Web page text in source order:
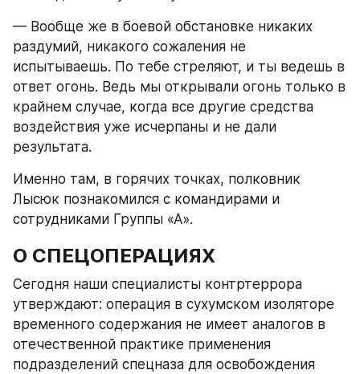
— Вообще же в боевой обстановке никаких
раздумий, никакого сожаления не
испытываешь. По тебе стреляют, и ты ведешь в
ответ огонь. Ведь мы открывали огонь только в
крайнем случае, когда все другие средства
воздействия уже исчерпаны и не дали
результата.
Именно там, в горячих точках, полковник
Лысюк познакомился с командирами и
сотрудниками Группы «А».
О СПЕЦОПЕРАЦИЯХ
Сегодня наши специалисты контртеррора
утверждают: операция в сухумском изоляторе
временного содержания не имеет аналогов в
отечественной практике применения
подразделений спецназа для освобождения